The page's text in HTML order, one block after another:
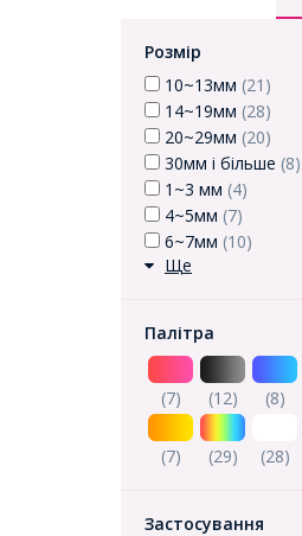
Розмір
10~13мм (21)
14~19мм (28)
20~29мм (20)
30мм і більше (8)
1~3 мм (4)
4~5мм (7)
6~7мм (10)
Ще
Палітра
(7) (12) (8)
(7) (29) (28)
Застосування